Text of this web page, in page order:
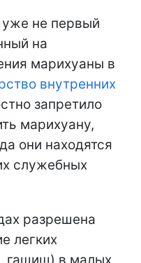
уже не первый
на
марихуаны в
внутренних
запретило
марихуану,
они находятся
служебных
разрешена
легких
гашиш) в малых